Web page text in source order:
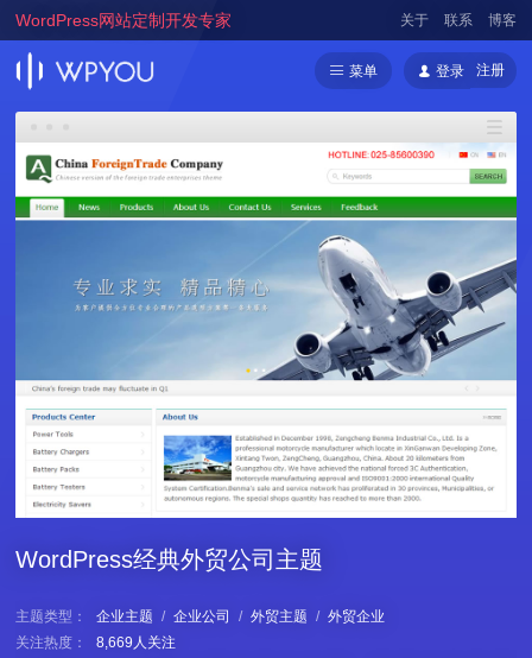
WordPress网站定制开发专家 关于 联系 博客
菜单 登录 注册
WordPress经典外贸公司主题
主题类型： 企业主题 / 企业公司 / 外贸主题 / 外贸企业
关注热度：
8,669人关注